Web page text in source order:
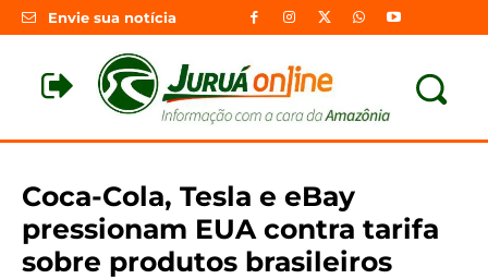
Envie sua notícia
Coca-Cola, Tesla e eBay
pressionam EUA contra tarifa
sobre produtos brasileiros